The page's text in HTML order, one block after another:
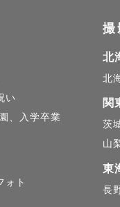
遊びながら、お子
な撮影になるのか不
です❗️そんな気持
ゲストさんご自身の
に慣れていないから
い
、入学卒業
ォト
撮
北
北
関
茨
山
東
長